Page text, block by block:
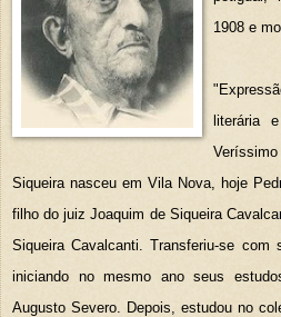
1908 e
literária
Veríssimo
Siqueira nasceu em Vila Nova, hoje
filho do juiz Joaquim de Siqueira
Siqueira Cavalcanti. Transferiu-se com
iniciando no mesmo ano seus
Augusto Severo. Depois, estudou no